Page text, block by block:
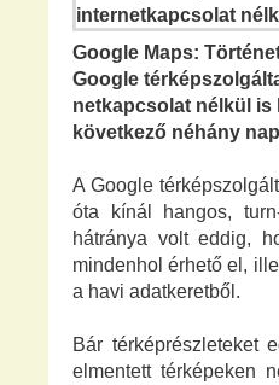
Google Maps:
Google
netkapcsolat nélkül is
következő néhány
A Google
óta kínál hangos,
hátránya volt eddig,
mindenhol érhető el,
a havi adatkeretből.
Bár térképrészleteket
elmentett térképeken